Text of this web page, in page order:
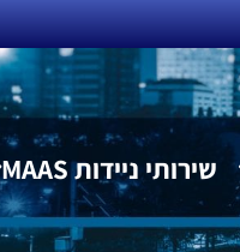
שירותי ניידות MAAS